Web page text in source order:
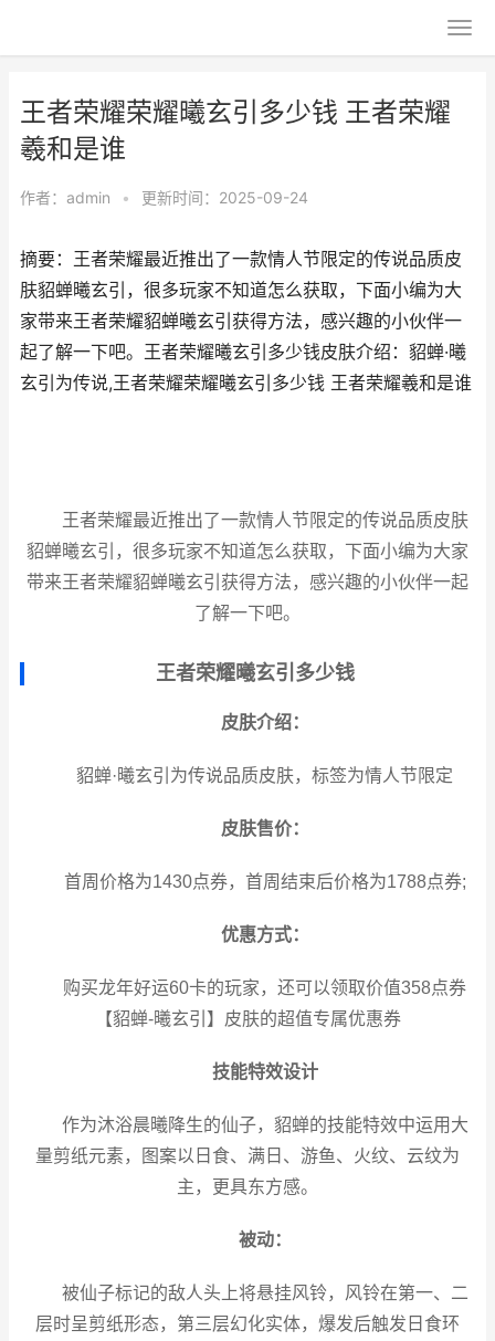
王者荣耀荣耀曦玄引多少钱 王者荣耀
羲和是谁
作者： admin • 更新时间：2025-09-24
摘要：王者荣耀最近推出了一款情人节限定的传说品质皮
肤貂蝉曦玄引，很多玩家不知道怎么获取，下面小编为大
家带来王者荣耀貂蝉曦玄引获得方法，感兴趣的小伙伴一
起了解一下吧。王者荣耀曦玄引多少钱皮肤介绍：貂蝉·曦
玄引为传说,王者荣耀荣耀曦玄引多少钱 王者荣耀羲和是谁
王者荣耀最近推出了一款情人节限定的传说品质皮肤
貂蝉曦玄引，很多玩家不知道怎么获取，下面小编为大家
带来王者荣耀貂蝉曦玄引获得方法，感兴趣的小伙伴一起
了解一下吧。
王者荣耀曦玄引多少钱
皮肤介绍：
貂蝉·曦玄引为传说品质皮肤，标签为情人节限定
皮肤售价：
首周价格为1430点券，首周结束后价格为1788点券;
优惠方式：
购买龙年好运60卡的玩家，还可以领取价值358点券
【貂蝉-曦玄引】皮肤的超值专属优惠券
技能特效设计
作为沐浴晨曦降生的仙子，貂蝉的技能特效中运用大
量剪纸元素，图案以日食、满日、游鱼、火纹、云纹为
主，更具东方感。
被动：
被仙子标记的敌人头上将悬挂风铃，风铃在第一、二
层时呈剪纸形态，第三层幻化实体，爆发后触发日食环